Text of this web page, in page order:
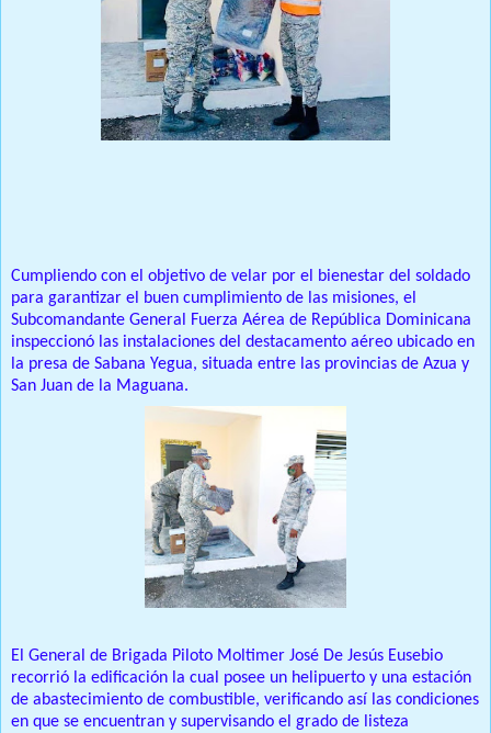
Cumpliendo con el objetivo de velar por el bienestar del soldado
para garantizar el buen cumplimiento de las misiones, el
Subcomandante General Fuerza Aérea de República Dominicana
inspeccionó las instalaciones del destacamento aéreo ubicado en
la presa de Sabana Yegua, situada entre las provincias de Azua y
San Juan de la Maguana.
El General de Brigada Piloto Moltimer José De Jesús Eusebio
recorrió la edificación la cual posee un helipuerto y una estación
de abastecimiento de combustible, verificando así las condiciones
en que se encuentran y supervisando el grado de listeza